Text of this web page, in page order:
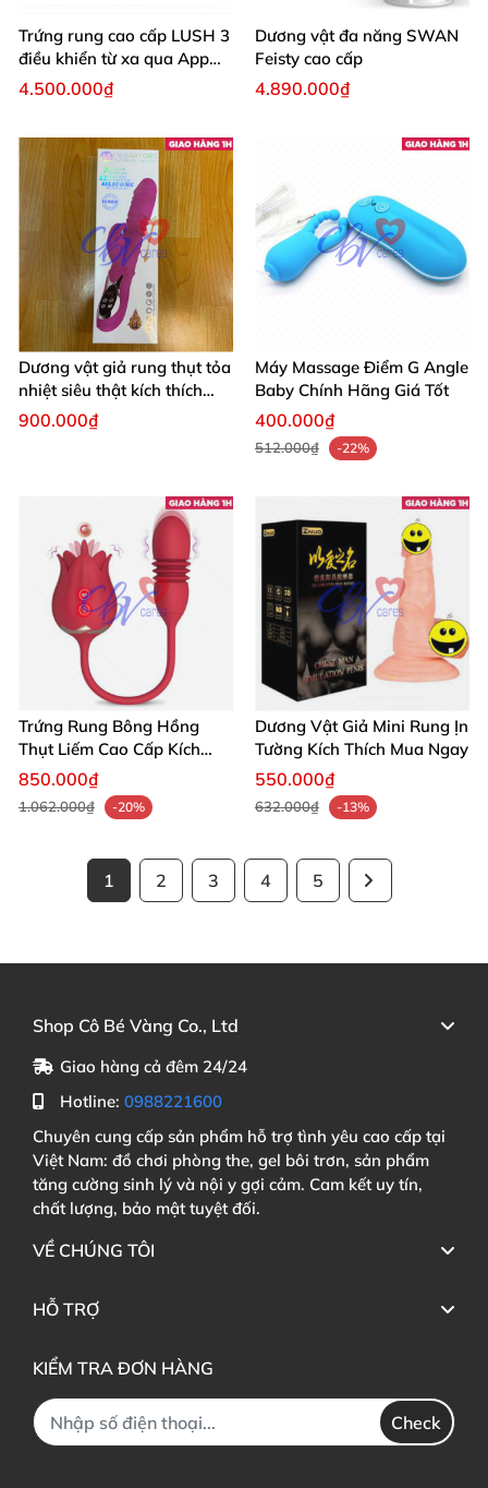
Trứng rung cao cấp LUSH 3
điều khiển từ xa qua App
điện thoại
4.500.000₫
Dương vật đa năng SWAN
Feisty cao cấp
4.890.000₫
Dương vật giả rung thụt tỏa
nhiệt siêu thật kích thích
đỉnh cao
900.000₫
Máy Massage Điểm G Angle
Baby Chính Hãng Giá Tốt
400.000₫
512.000₫ -22%
Trứng Rung Bông Hồng
Thụt Liếm Cao Cấp Kích
Thích Mua Ngay
850.000₫
1.062.000₫ -20%
Dương Vật Giả Mini Rung Ịn
Tường Kích Thích Mua Ngay
550.000₫
632.000₫ -13%
1 2 3 4 5
Shop Cô Bé Vàng Co., Ltd
Giao hàng cả đêm 24/24
Hotline: 0988221600
Chuyên cung cấp sản phẩm hỗ trợ tình yêu cao cấp tại
Việt Nam: đồ chơi phòng the, gel bôi trơn, sản phẩm
tăng cường sinh lý và nội y gợi cảm. Cam kết uy tín,
chất lượng, bảo mật tuyệt đối.
VỀ CHÚNG TÔI
HỖ TRỢ
KIỂM TRA ĐƠN HÀNG
Check